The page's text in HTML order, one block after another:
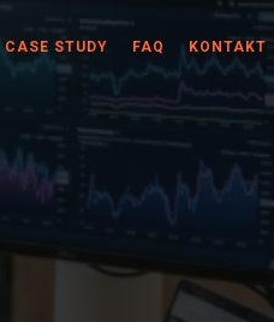
CASE STUDY FAQ KONTAKT